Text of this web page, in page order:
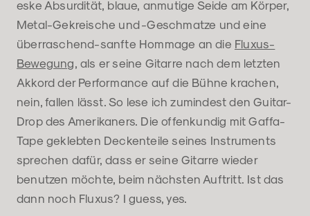
eske Absurdität, blaue, anmutige Seide am Körper,
Metal-Gekreische und -Geschmatze und eine
überraschend-sanfte Hommage an die Fluxus-
Bewegung, als er seine Gitarre nach dem letzten
Akkord der Performance auf die Bühne krachen,
nein, fallen lässt. So lese ich zumindest den Guitar-
Drop des Amerikaners. Die offenkundig mit Gaffa-
Tape geklebten Deckenteile seines Instruments
sprechen dafür, dass er seine Gitarre wieder
benutzen möchte, beim nächsten Auftritt. Ist das
dann noch Fluxus? I guess, yes.